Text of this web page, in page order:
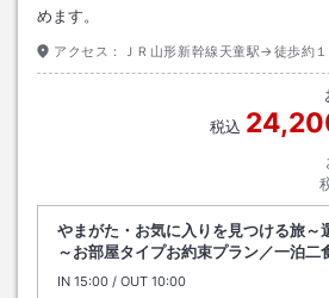
めます。
アクセス： ＪＲ山形新幹線天童駅→徒歩約
税込
やまがた・お気に入りを見つける旅～
～お部屋タイプお約束プラン／一泊二
IN チェックイン
15:00 / OUT チェックアウト
10:00